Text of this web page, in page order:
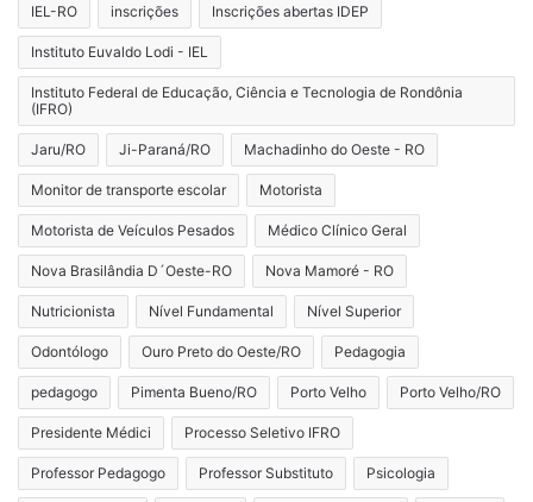
IEL-RO inscrições Inscrições abertas IDEP
Instituto Euvaldo Lodi - IEL
Instituto Federal de Educação, Ciência e Tecnologia de Rondônia
(IFRO)
Jaru/RO Ji-Paraná/RO Machadinho do Oeste - RO
Monitor de transporte escolar Motorista
Motorista de Veículos Pesados Médico Clínico Geral
Nova Brasilândia D´Oeste-RO Nova Mamoré - RO
Nutricionista Nível Fundamental Nível Superior
Odontólogo Ouro Preto do Oeste/RO Pedagogia
pedagogo Pimenta Bueno/RO Porto Velho Porto Velho/RO
Presidente Médici Processo Seletivo IFRO
Professor Pedagogo Professor Substituto Psicologia